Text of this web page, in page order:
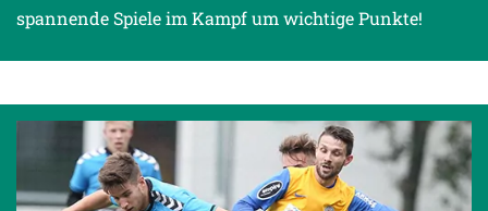
spannende Spiele im Kampf um wichtige Punkte!